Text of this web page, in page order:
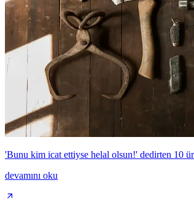
'Bunu kim icat ettiyse helal olsun!' dedirten 10
devamını oku